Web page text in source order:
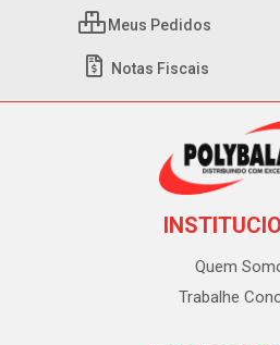
Meus Pedidos
Notas Fiscais
Quem
Trabalhe